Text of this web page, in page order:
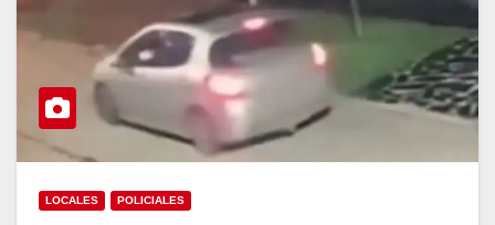
LOCALES POLICIALES